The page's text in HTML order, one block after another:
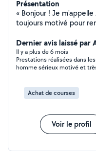
Présentation
« Bonjour ! Je
toujours motivé pour
rapidement à vos
pour un petit coup de
Dernier avis laissé par
Il y a plus de 6 mois
Prestations réalisées dans
homme sérieux motivé et
Achat de courses
Voir le profil